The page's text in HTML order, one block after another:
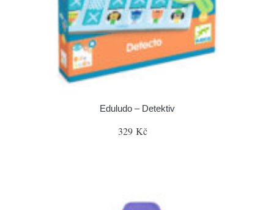
Eduludo – Detektiv
329 Kč